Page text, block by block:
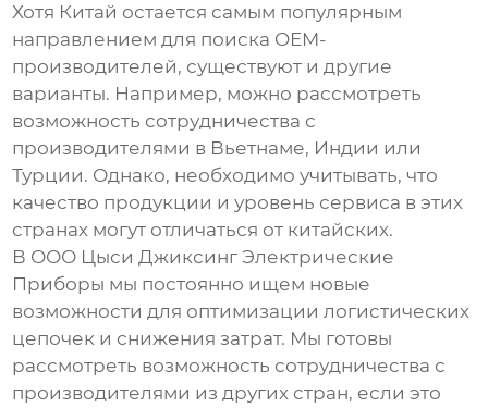
Хотя Китай остается самым популярным
направлением для поиска OEM-
производителей, существуют и другие
варианты. Например, можно рассмотреть
возможность сотрудничества с
производителями в Вьетнаме, Индии или
Турции. Однако, необходимо учитывать, что
качество продукции и уровень сервиса в этих
странах могут отличаться от китайских.
В ООО Цыси Джиксинг Электрические
Приборы мы постоянно ищем новые
возможности для оптимизации логистических
цепочек и снижения затрат. Мы готовы
рассмотреть возможность сотрудничества с
производителями из других стран, если это